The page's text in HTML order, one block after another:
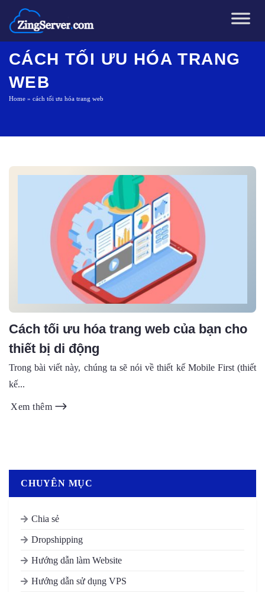
Chuyển
đến
dung
CÁCH TỐI ƯU HÓA TRANG
WEB
Home » cách tối ưu hóa trang web
Cách tối ưu hóa trang web của bạn cho
thiết bị di động
Trong bài viết này, chúng ta sẽ nói về thiết kế Mobile First (thiết
kế...
Xem thêm
CHUYÊN MỤC
Chia sẻ
Dropshipping
Hướng dẫn làm Website
Hướng dẫn sử dụng VPS